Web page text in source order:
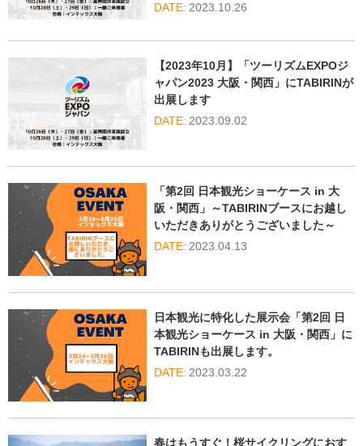
2023.10.26
【2023年10月】「ツーリズムEXPOジ
ャパン2023 大阪・関西」にTABIRINが
出展します
2023.09.02
「第2回 日本観光ショーケース in 大
阪・関西」～TABIRINブースにお越し
いただきありがとうございました～
2023.04.13
日本観光に特化した展示会「第2回 日
本観光ショーケース in 大阪・関西」に
TABIRINも出展します。
2023.03.22
春はもうすぐ！桜サイクリングにおす